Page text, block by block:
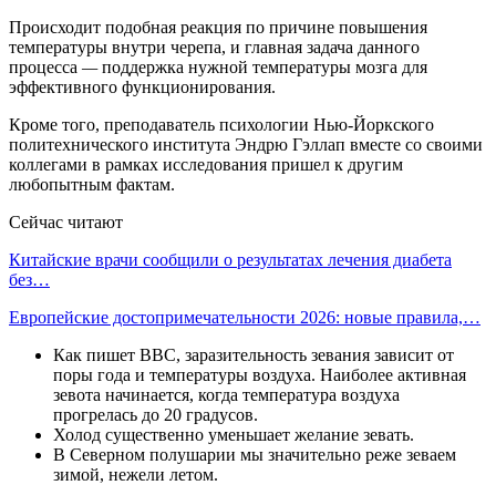
Происходит подобная реакция по причине повышения
температуры внутри черепа, и главная задача данного
процесса —поддержка нужной температуры мозга для
эффективного функционирования.
Кроме того, преподаватель психологии Нью-Йоркского
политехнического института Эндрю Гэллап вместе со своими
коллегами в рамках исследования пришел к другим
любопытным фактам.
Сейчас читают
Китайские врачи сообщили о результатах лечения диабета
без…
Европейские достопримечательности 2026: новые правила,…
Как пишет BBC, заразительность зевания зависит от
поры года и температуры воздуха. Наиболее активная
зевота начинается, когда температура воздуха
прогрелась до 20 градусов.
Холод существенно уменьшает желание зевать.
В Северном полушарии мы значительно реже зеваем
зимой, нежели летом.